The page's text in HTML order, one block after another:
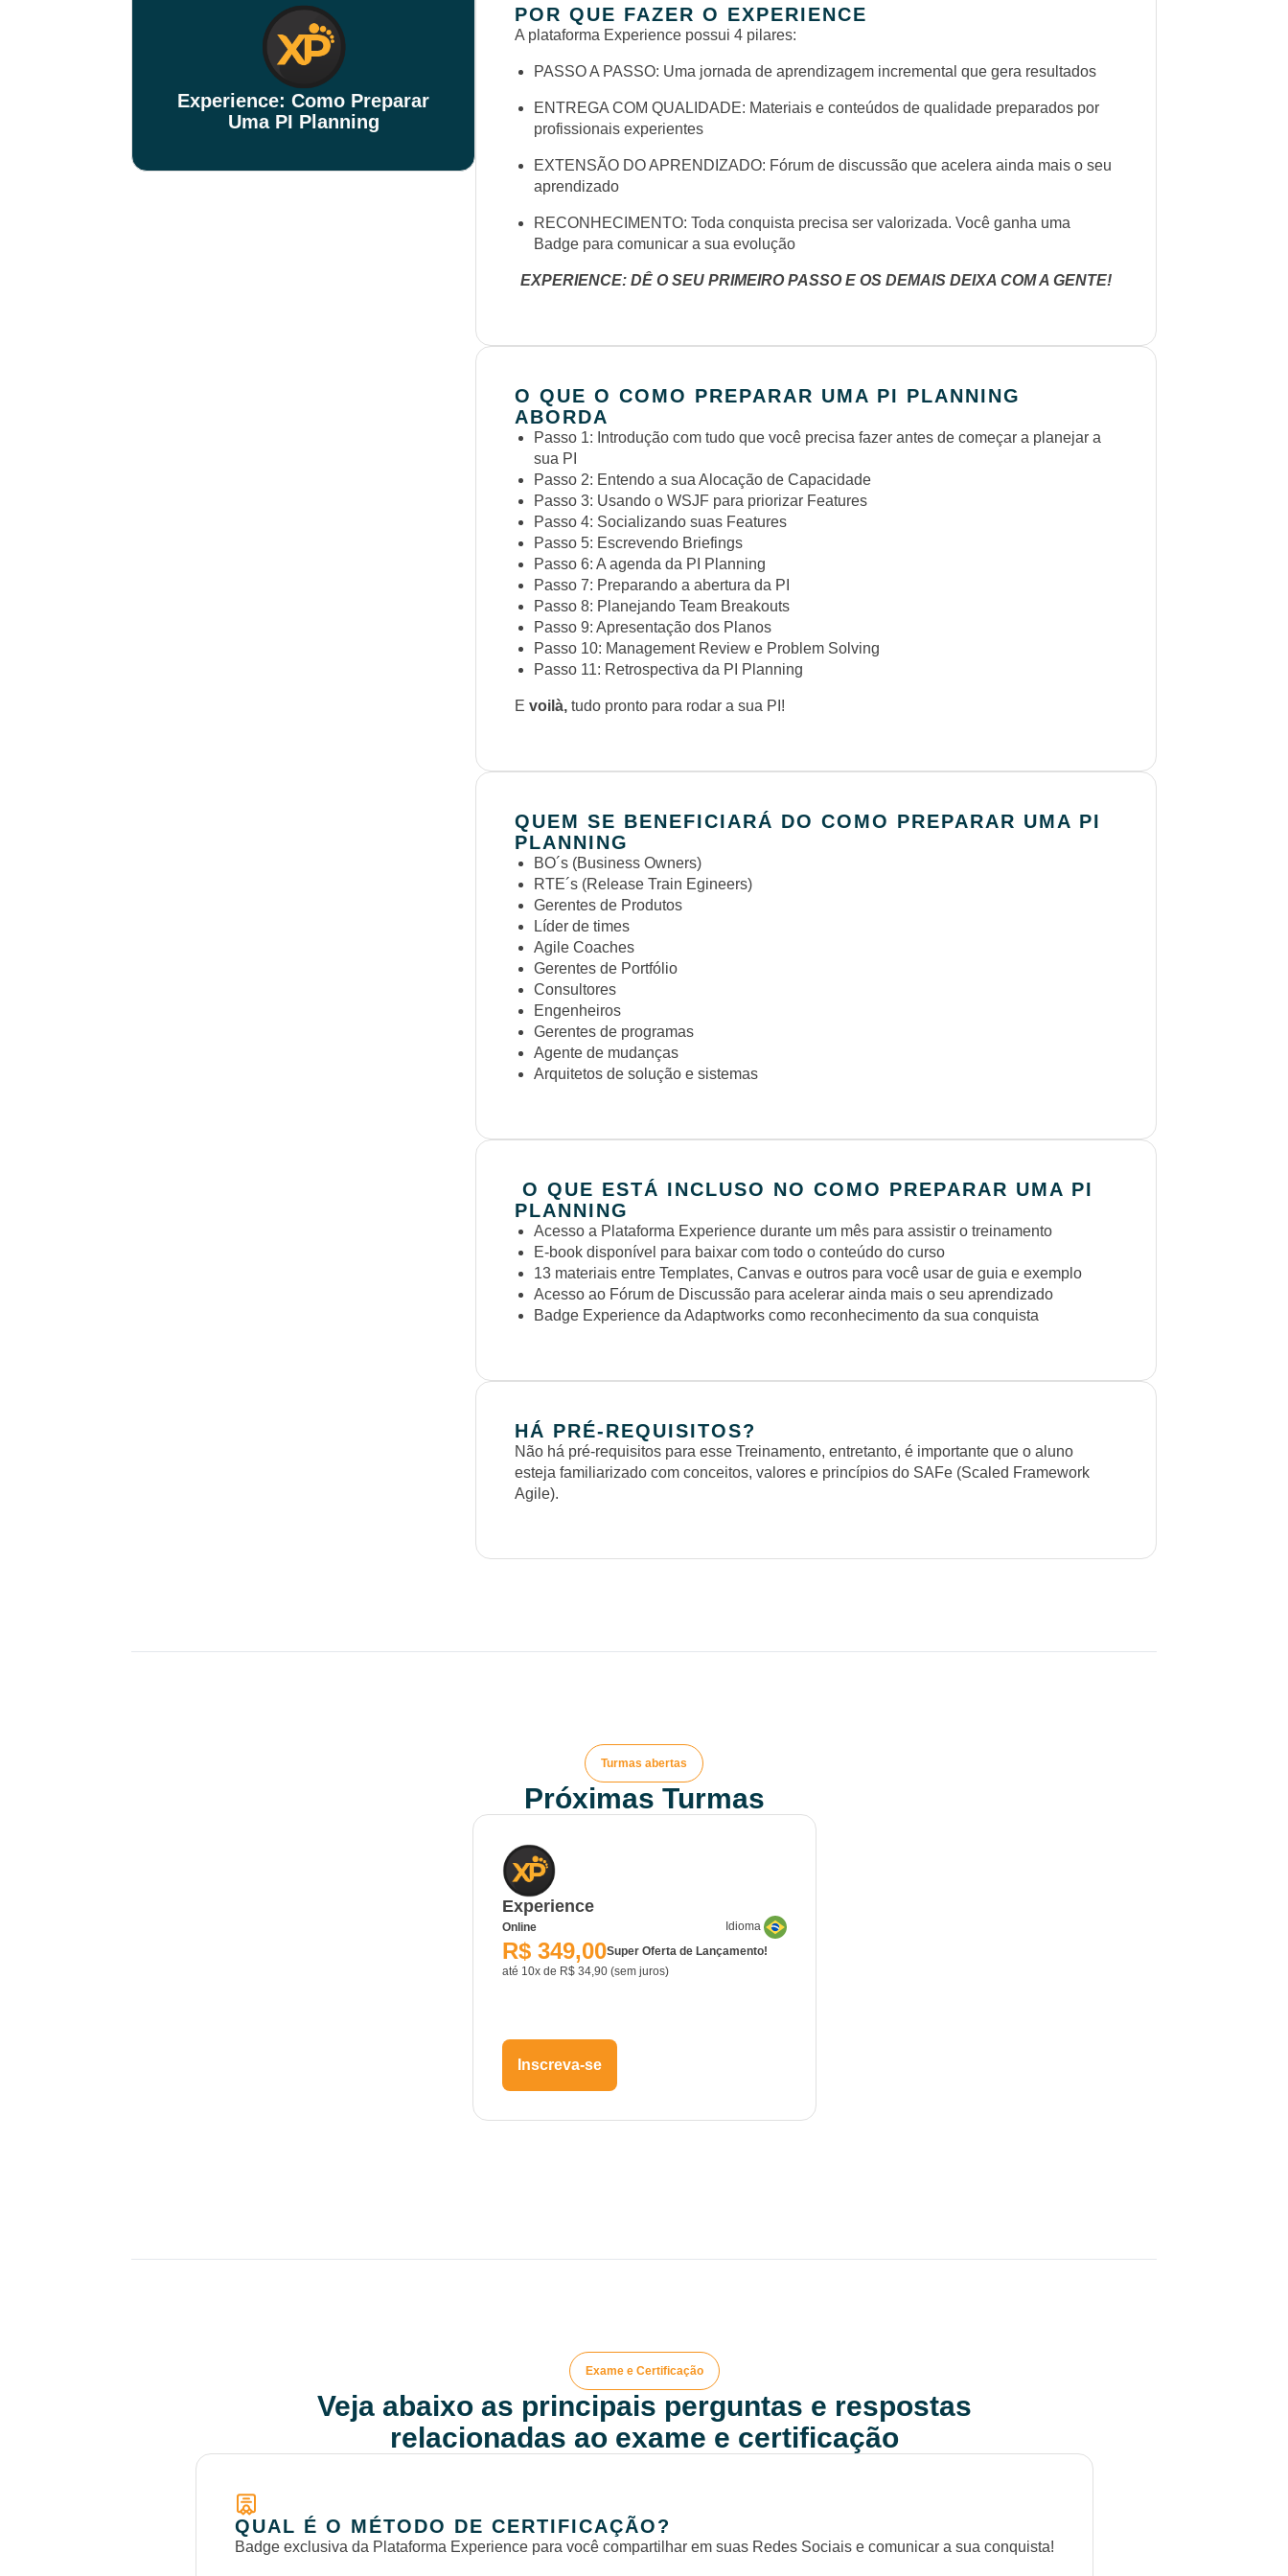
Experience: Como Preparar
Uma PI Planning
POR QUE FAZER O EXPERIENCE
A plataforma Experience possui 4 pilares:
PASSO A PASSO: Uma jornada de aprendizagem incremental que gera resultados
ENTREGA COM QUALIDADE: Materiais e conteúdos de qualidade preparados por
profissionais experientes
EXTENSÃO DO APRENDIZADO: Fórum de discussão que acelera ainda mais o seu
aprendizado
RECONHECIMENTO: Toda conquista precisa ser valorizada. Você ganha uma
Badge para comunicar a sua evolução
EXPERIENCE: DÊ O SEU PRIMEIRO PASSO E OS DEMAIS DEIXA COM A GENTE!
O QUE O COMO PREPARAR UMA PI PLANNING
ABORDA
Passo 1: Introdução com tudo que você precisa fazer antes de começar a planejar a
sua PI
Passo 2: Entendo a sua Alocação de Capacidade
Passo 3: Usando o WSJF para priorizar Features
Passo 4: Socializando suas Features
Passo 5: Escrevendo Briefings
Passo 6: A agenda da PI Planning
Passo 7: Preparando a abertura da PI
Passo 8: Planejando Team Breakouts
Passo 9: Apresentação dos Planos
Passo 10: Management Review e Problem Solving
Passo 11: Retrospectiva da PI Planning
E voilà, tudo pronto para rodar a sua PI!
QUEM SE BENEFICIARÁ DO COMO PREPARAR UMA PI
PLANNING
BO´s (Business Owners)
RTE´s (Release Train Egineers)
Gerentes de Produtos
Líder de times
Agile Coaches
Gerentes de Portfólio
Consultores
Engenheiros
Gerentes de programas
Agente de mudanças
Arquitetos de solução e sistemas
O QUE ESTÁ INCLUSO NO COMO PREPARAR UMA PI
PLANNING
Acesso a Plataforma Experience durante um mês para assistir o treinamento
E-book disponível para baixar com todo o conteúdo do curso
13 materiais entre Templates, Canvas e outros para você usar de guia e exemplo
Acesso ao Fórum de Discussão para acelerar ainda mais o seu aprendizado
Badge Experience da Adaptworks como reconhecimento da sua conquista
HÁ PRÉ-REQUISITOS?
Não há pré-requisitos para esse Treinamento, entretanto, é importante que o aluno
esteja familiarizado com conceitos, valores e princípios do SAFe (Scaled Framework
Agile).
Turmas abertas
Próximas Turmas
Experience
Online Idioma
R$ 349,00Super Oferta de Lançamento!
até 10x de R$ 34,90 (sem juros)
Inscreva-se
Exame e Certificação
Veja abaixo as principais perguntas e respostas
relacionadas ao exame e certificação
QUAL É O MÉTODO DE CERTIFICAÇÃO?
Badge exclusiva da Plataforma Experience para você compartilhar em suas Redes Sociais e comunicar a sua conquista!